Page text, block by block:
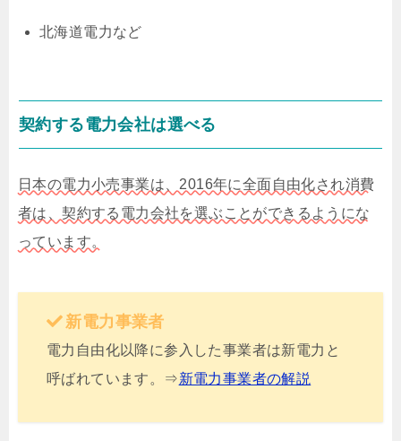
北海道電力など
契約する電力会社は選べる
日本の電力小売事業は、2016年に全面自由化され消費
者は、契約する電力会社を選ぶことができるようにな
っています。
新電力事業者
電力自由化以降に参入した事業者は新電力と
呼ばれています。⇒新電力事業者の解説